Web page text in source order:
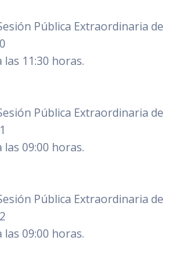
Pública Extraordinaria de
11:30 horas.
Pública Extraordinaria de
las 09:00 horas.
Pública Extraordinaria de
las 09:00 horas.